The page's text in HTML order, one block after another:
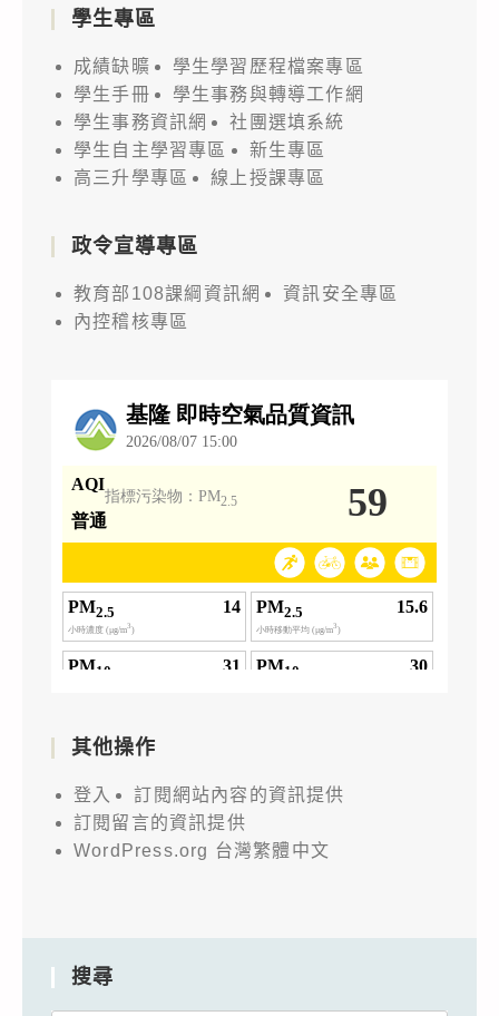
學生專區
成績缺曠
學生學習歷程檔案專區
學生手冊
學生事務與轉導工作網
學生事務資訊網
社團選填系統
學生自主學習專區
新生專區
高三升學專區
線上授課專區
政令宣導專區
教育部108課綱資訊網
資訊安全專區
內控稽核專區
其他操作
登入
訂閱網站內容的資訊提供
訂閱留言的資訊提供
WordPress.org 台灣繁體中文
搜尋